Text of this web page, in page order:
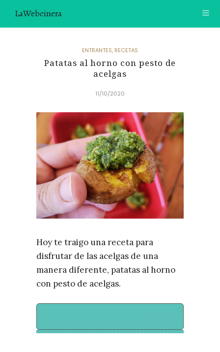
LaWebcinera
VIDEORECETAS
SOBRE MÍ
¿TE GUSTARÍA UNIRTE A NUESTRA AVENTURA GASTRON
ÚNETE A LA NEWSLETTER
RECOMENDACIONES
ENTRANTES, RECETAS
Patatas al horno con pesto de
acelgas
11/10/2020
Hoy te traigo una receta para
disfrutar de las acelgas de una
manera diferente, patatas al horno
con pesto de acelgas.